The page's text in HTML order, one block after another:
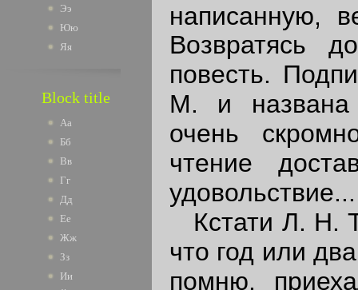
Ээ
Юю
Яя
Block title
Аа
Бб
Вв
Гг
Дд
Ее
Жж
Зз
Ии
написанную,
Возвратясь
повесть.
М. и названа
очень
чтение
удовольствие...
Кстати Л. Н.
что год или
помню,